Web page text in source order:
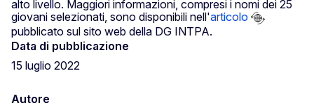
alto livello. Maggiori informazioni, compresi i nomi dei 25
giovani selezionati, sono disponibili nell'articolo
pubblicato sul sito web della DG INTPA.
Data di pubblicazione
15 luglio 2022
Autore